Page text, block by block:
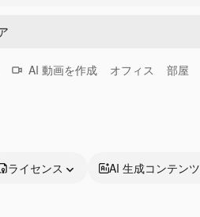
AI 動画を作成 オフィス 部屋
ライセンス AI 生成コンテンツ